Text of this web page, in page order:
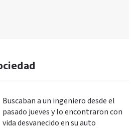
Buscaban a un ingeniero desde el
pasado jueves y lo encontraron con
vida desvanecido en su auto